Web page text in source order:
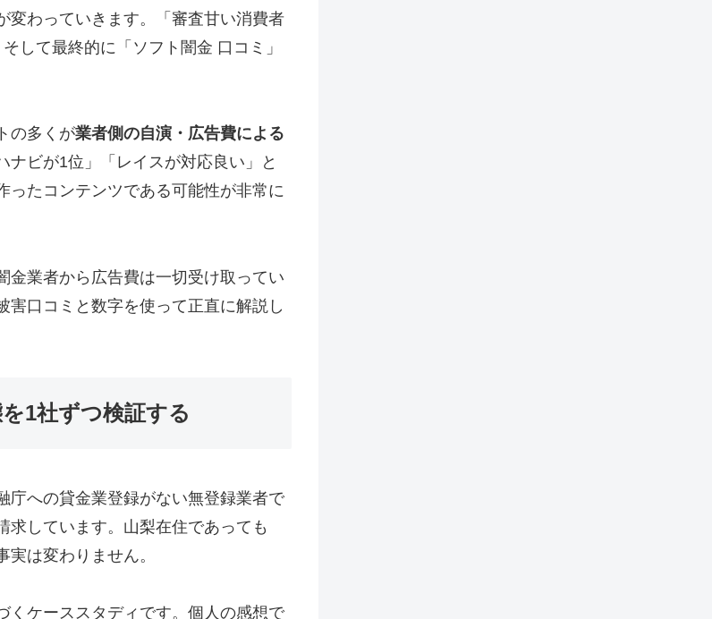
変わっていきます。「審査甘い消費者
して最終的に「ソフト闇金 口コミ」
の多くが業者側の自演・広告費による
ビが1位」「レイスが対応良い」と
ったコンテンツである可能性が非常に
金業者から広告費は一切受け取ってい
害口コミと数字を使って正直に解説し
1社ずつ検証する
庁への貸金業登録がない無登録業者で
求しています。山梨在住であっても
実は変わりません。
ケーススタディです。個人の感想で